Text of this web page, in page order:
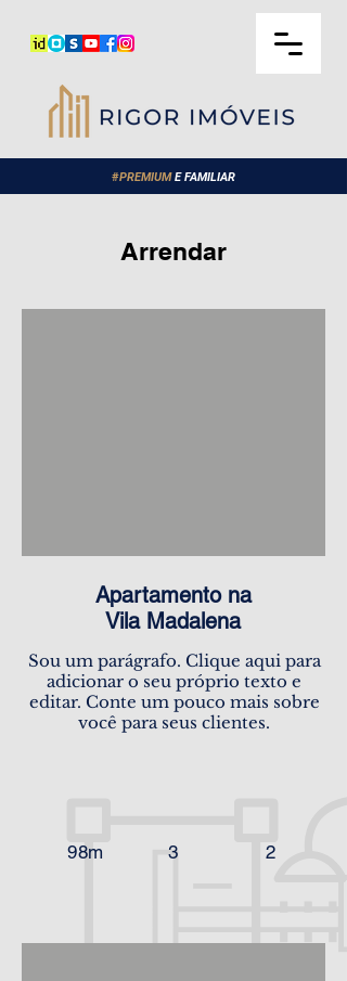
#PREMIUME FAMILIAR
Arrendar
Apartamento na
Vila Madalena
Sou um parágrafo. Clique aqui para
adicionar o seu próprio texto e
editar. Conte um pouco mais sobre
você para seus clientes.
98m 3 2